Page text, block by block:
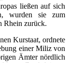
ließen auf sich
wurden sie zum
Rhein zurück.
Kurstaat, ordnete
einer Miliz von
Ämter nördlich